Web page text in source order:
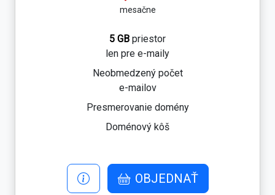
mesačne
5 GB priestor
len pre e-maily
Neobmedzený počet
e-mailov
Presmerovanie domény
Doménový kôš
OBJEDNAŤ